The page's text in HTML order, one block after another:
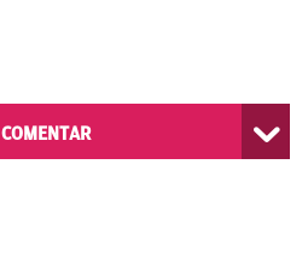
COMENTAR